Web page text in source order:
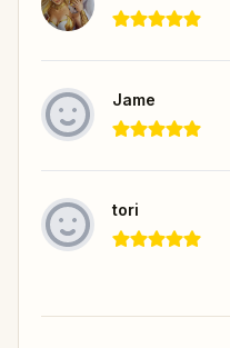
Jame
tori